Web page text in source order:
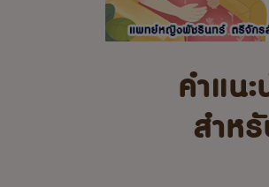
คำแน
สำห